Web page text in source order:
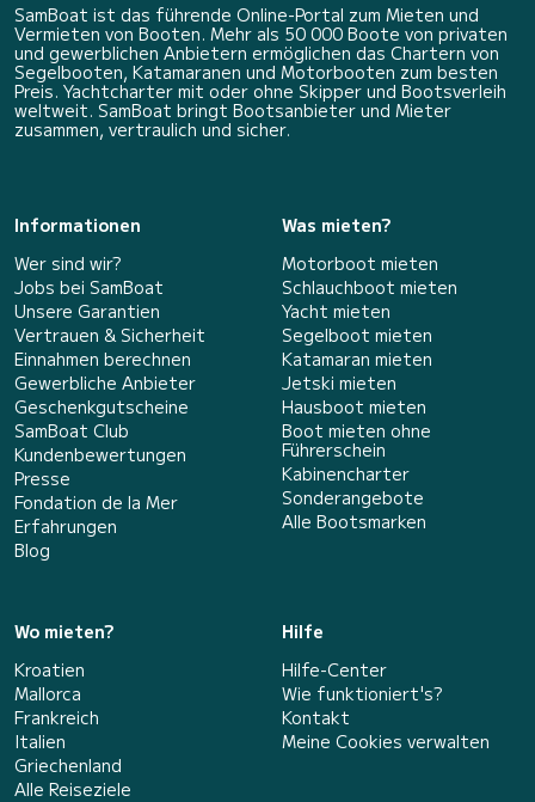
SamBoat ist das führende Online-Portal zum Mieten und
Vermieten von Booten. Mehr als 50 000 Boote von privaten
und gewerblichen Anbietern ermöglichen das Chartern von
Segelbooten, Katamaranen und Motorbooten zum besten
Preis. Yachtcharter mit oder ohne Skipper und Bootsverleih
weltweit. SamBoat bringt Bootsanbieter und Mieter
zusammen, vertraulich und sicher.
Informationen
Wer sind wir?
Jobs bei SamBoat
Unsere Garantien
Vertrauen & Sicherheit
Einnahmen berechnen
Gewerbliche Anbieter
Geschenkgutscheine
SamBoat Club
Kundenbewertungen
Presse
Fondation de la Mer
Erfahrungen
Blog
Was mieten?
Motorboot mieten
Schlauchboot mieten
Yacht mieten
Segelboot mieten
Katamaran mieten
Jetski mieten
Hausboot mieten
Boot mieten ohne
Führerschein
Kabinencharter
Sonderangebote
Alle Bootsmarken
Wo mieten?
Kroatien
Mallorca
Frankreich
Italien
Griechenland
Alle Reiseziele
Hilfe
Hilfe-Center
Wie funktioniert's?
Kontakt
Meine Cookies verwalten